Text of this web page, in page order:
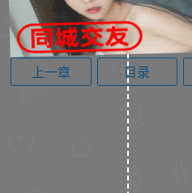
上一章 目录